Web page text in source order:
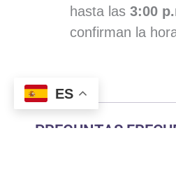
hasta las 3:00
confirman la
PREGUNTAS
ES